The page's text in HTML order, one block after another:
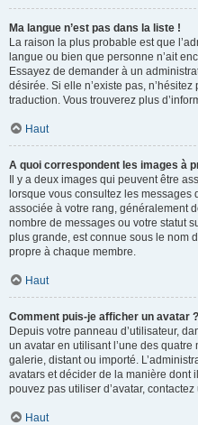
Ma langue n’est pas dans la liste !
La raison la plus probable est que
langue ou bien que personne n’ait
Essayez de demander à un
désirée. Si elle n’existe pas,
traduction. Vous trouverez plus
Haut
A quoi correspondent les images à
Il y a deux images qui peuvent être
lorsque vous consultez les messages
associée à votre rang, généralement
nombre de messages ou votre statut
plus grande, est connue sous le nom
propre à chaque membre.
Haut
Comment puis-je afficher un avatar ?
Depuis votre panneau d’utilisateur,
un avatar en utilisant l’une des quatre
galerie, distant ou importé.
avatars et décider de la manière dont
pouvez pas utiliser d’avatar,
Haut